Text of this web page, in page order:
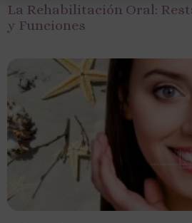
La Rehabilitación Oral:
y Funciones